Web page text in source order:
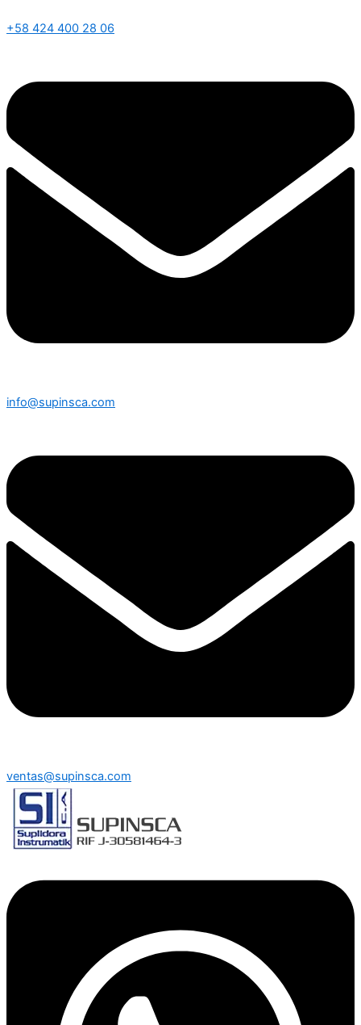
+58 424 400 28 06
info@supinsca.com
ventas@supinsca.com